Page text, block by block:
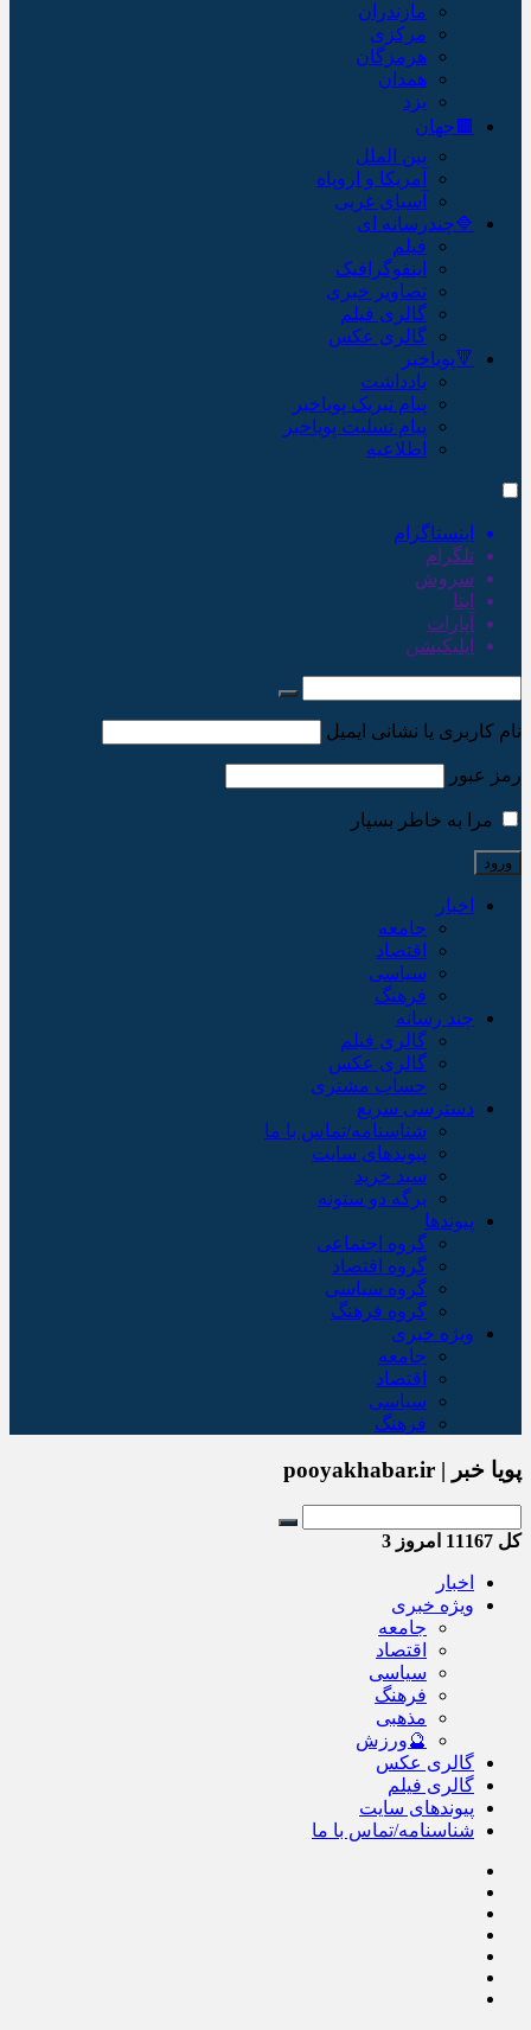
مازندران
مرکزی
هرمزگان
همدان
یزد
🟫جهان
بین الملل
آمریکا و اروپاه
آسیای غربی
🔷چندرسانه ای
فیلم
اینفوگرافیک
تصاویر خبری
گالری فیلم
گالری عکس
🔻پویاخبر
یادداشت
پیام تبریک پویاخبر
پیام تسلیت پویاخبر
اطلاعیه
اینستاگرام
تلگرام
سروش
ایتا
آپارات
اپلیکیشن
نام کاربری یا نشانی ایمیل
رمز عبور
مرا به خاطر بسپار
اخبار
جامعه
اقتصاد
سیاسی
فرهنگ
چند رسانه
گالری فیلم
گالری عکس
حساب مشتری
دسترسی سریع
شناسنامه/تماس با ما
پیوندهای سایت
سبد خريد
برگه دو ستونه
پیوندها
گروه اجتماعی
گروه اقتصاد
گروه سیاسی
گروه فرهنگ
ویژه خبری
جامعه
اقتصاد
سیاسی
فرهنگ
پویا خبر | pooyakhabar.ir
کل امروز 3
اخبار
ویژه خبری
جامعه
اقتصاد
سیاسی
فرهنگ
مذهبی
🔮ورزش
گالری عکس
گالری فیلم
پیوندهای سایت
شناسنامه/تماس با ما